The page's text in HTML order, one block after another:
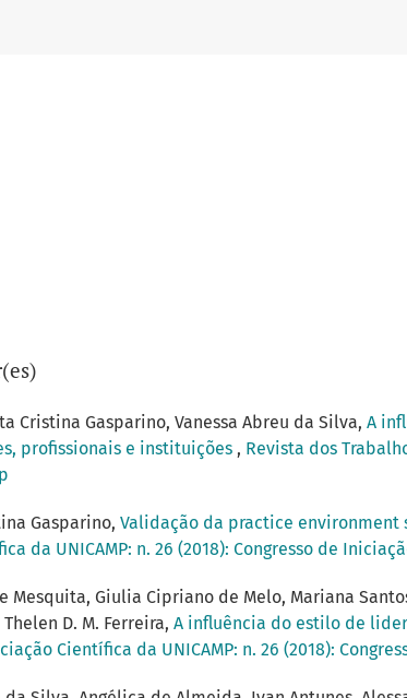
Cristina Gasparino, Vanessa Abreu da Silva, A
profissionais e instituições , Revista dos
Gasparino, Validação da practice environment
da UNICAMP: n. 26 (2018): Congresso de
Mesquita, Giulia Cipriano de Melo, Mariana
D. M. Ferreira, A influência do estilo de
Científica da UNICAMP: n. 26 (2018):